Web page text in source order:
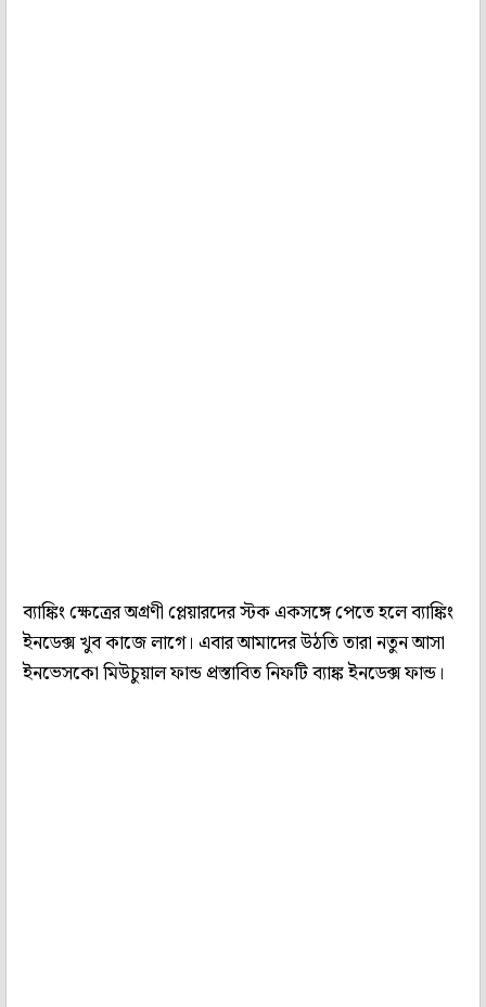
ব্যাঙ্কিং ক্ষেত্রের অগ্রণী প্লেয়ারদের স্টক একসঙ্গে পেতে হলে ব্যাঙ্কিং
ইনডেক্স খুব কাজে লাগে। এবার আমাদের উঠতি তারা নতুন আসা
ইনভেসকো মিউচুয়াল ফান্ড প্রস্তাবিত নিফটি ব‌্যাঙ্ক ইনডেক্স ফান্ড।